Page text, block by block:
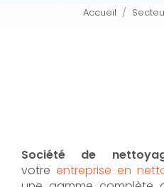
Accueil
Société de
votre entreprise en